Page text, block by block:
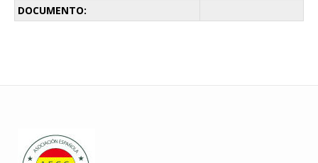
DOCUMENTO: